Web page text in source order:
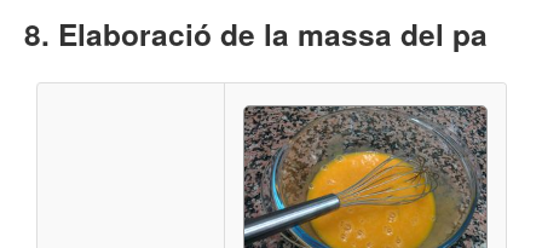
Elaboració de la massa del pa